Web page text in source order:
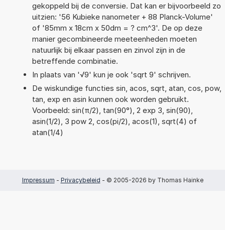
gekoppeld bij de conversie. Dat kan er bijvoorbeeld zo
uitzien: '56 Kubieke nanometer + 88 Planck-Volume'
of '85mm x 18cm x 50dm = ? cm^3'. De op deze
manier gecombineerde meeteenheden moeten
natuurlijk bij elkaar passen en zinvol zijn in de
betreffende combinatie.
In plaats van '√9' kun je ook 'sqrt 9' schrijven.
De wiskundige functies sin, acos, sqrt, atan, cos, pow,
tan, exp en asin kunnen ook worden gebruikt.
Voorbeeld: sin(π/2), tan(90°), 2 exp 3, sin(90),
asin(1/2), 3 pow 2, cos(pi/2), acos(1), sqrt(4) of
atan(1/4)
Impressum - Privacybeleid - © 2005-2026 by Thomas Hainke